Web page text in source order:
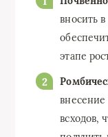
вносить
этапе
всходов,